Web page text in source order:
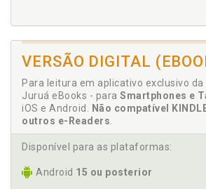
VERSÃO DIGITAL
Para leitura em aplicativo exclusivo
Juruá eBooks - para Smartphones e
iOS e Android.
Não compatível
outros e-Readers
Disponível para as plataformas:
Android 15 ou posterior